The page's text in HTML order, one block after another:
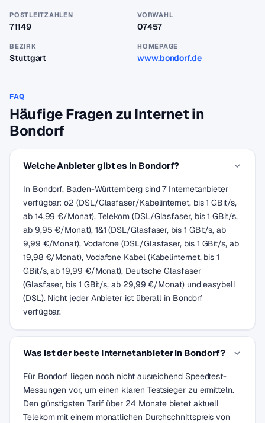
POSTLEITZAHLEN
71149
VORWAHL
07457
BEZIRK
Stuttgart
HOMEPAGE
www.bondorf.de
FAQ
Häufige Fragen zu Internet in
Bondorf
Welche Anbieter gibt es in Bondorf?
In Bondorf, Baden-Württemberg sind 7 Internetanbieter
verfügbar: o2 (DSL/Glasfaser/Kabelinternet, bis 1 GBit/s,
ab 14,99 €/Monat), Telekom (DSL/Glasfaser, bis 1 GBit/s,
ab 9,95 €/Monat), 1&1 (DSL/Glasfaser, bis 1 GBit/s, ab
9,99 €/Monat), Vodafone (DSL/Glasfaser, bis 1 GBit/s, ab
19,98 €/Monat), Vodafone Kabel (Kabelinternet, bis 1
GBit/s, ab 19,99 €/Monat), Deutsche Glasfaser
(Glasfaser, bis 1 GBit/s, ab 29,99 €/Monat) und easybell
(DSL). Nicht jeder Anbieter ist überall in Bondorf
verfügbar.
Was ist der beste Internetanbieter in Bondorf?
Für Bondorf liegen noch nicht ausreichend Speedtest-
Messungen vor, um einen klaren Testsieger zu ermitteln.
Den günstigsten Tarif über 24 Monate bietet aktuell
Telekom mit einem monatlichen Durchschnittspreis von